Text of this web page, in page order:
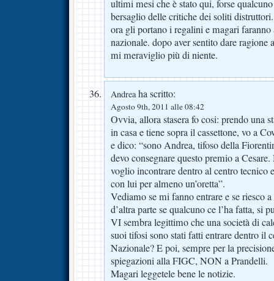
ultimi mesi che è stato qui, forse
bersaglio delle critiche dei soliti
ora gli portano i regalini e magari
nazionale. dopo aver sentito dare
mi meraviglio più di niente.
Andreaha scritto:
Agosto 9th, 2011 alle 08:42
Ovvia, allora stasera fo cosi: prendo una
in casa e tiene sopra il cassettone, vo a
e dico: “sono Andrea, tifoso della
devo consegnare questo premio a
voglio incontrare dentro al centro tecnico
con lui per almeno un’oretta”.
Vediamo se mi fanno entrare e se riesco
d’altra parte se qualcuno ce l’ha fatta, si
VI sembra legittimo che una società di
suoi tifosi sono stati fatti entrare dentro il
Nazionale? E poi, sempre per la
spiegazioni alla FIGC, NON a Prandelli.
Magari leggetele bene le notizie.